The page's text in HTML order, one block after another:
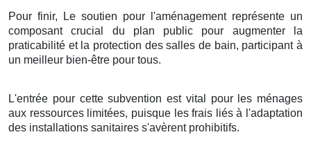
Pour finir, Le soutien pour l'aménagement représente un
composant crucial du plan public pour augmenter la
praticabilité et la protection des salles de bain, participant à
un meilleur bien-être pour tous.
L'entrée pour cette subvention est vital pour les ménages
aux ressources limitées, puisque les frais liés à l'adaptation
des installations sanitaires s'avèrent prohibitifs.